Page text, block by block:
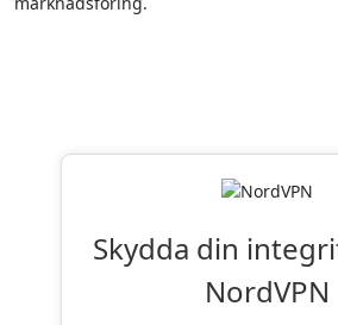
Skydda din
NordVPN